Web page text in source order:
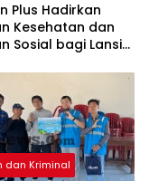
Plus Hadirkan
Kesehatan dan
Sosial bagi Lansia
dan Kriminal